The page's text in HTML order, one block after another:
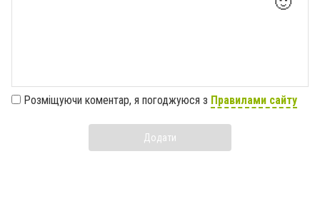
Розміщуючи коментар, я погоджуюся з Правилами сайту
Додати